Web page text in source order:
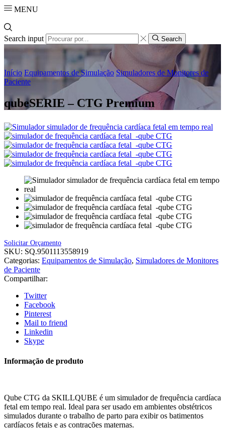
MENU
Search input Search
Início Equipamentos de Simulação Simuladores de Monitores de
Paciente
qubeSERIE – CTG Premium
Solicitar Orçamento
SKU: SQ.9501113558919
Categorias: Equipamentos de Simulação, Simuladores de Monitores
de Paciente
Compartilhar:
Twitter
Facebook
Pinterest
Mail to friend
Linkedin
Skype
Informação de produto
Qube CTG da SKILLQUBE é um simulador de frequência cardíaca
fetal em tempo real. Ideal para ser usado em ambientes obstétricos
simulados durante o trabalho de parto para exibir os batimentos
cardíacos fetais e as contrações maternas.